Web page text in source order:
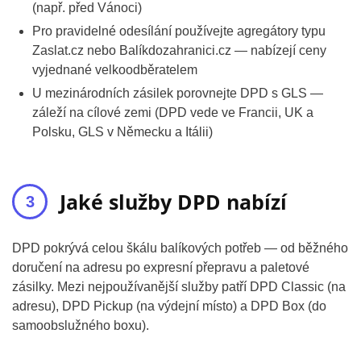
(např. před Vánoci)
Pro pravidelné odesílání používejte agregátory typu
Zaslat.cz nebo Balíkdozahranici.cz — nabízejí ceny
vyjednané velkoodběratelem
U mezinárodních zásilek porovnejte DPD s GLS —
záleží na cílové zemi (DPD vede ve Francii, UK a
Polsku, GLS v Německu a Itálii)
Jaké služby DPD nabízí
DPD pokrývá celou škálu balíkových potřeb — od běžného
doručení na adresu po expresní přepravu a paletové
zásilky. Mezi nejpoužívanější služby patří DPD Classic (na
adresu), DPD Pickup (na výdejní místo) a DPD Box (do
samoobslužného boxu).